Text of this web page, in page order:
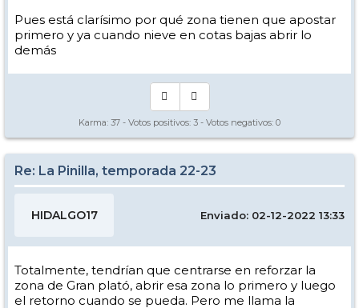
Pues está clarísimo por qué zona tienen que apostar
primero y ya cuando nieve en cotas bajas abrir lo
demás
Karma: 37 - Votos positivos: 3 - Votos negativos: 0
Re: La Pinilla, temporada 22-23
HIDALGO17 Enviado: 02-12-2022 13:33
Totalmente, tendrían que centrarse en reforzar la
zona de Gran plató, abrir esa zona lo primero y luego
el retorno cuando se pueda. Pero me llama la